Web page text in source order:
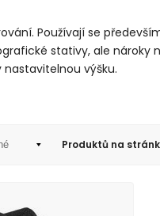
Používají se
stativy, ale nároky
výšku.
Produktů na